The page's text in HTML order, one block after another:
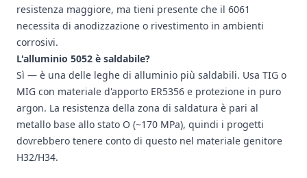
resistenza maggiore, ma tieni presente che il 6061
necessita di anodizzazione o rivestimento in ambienti
corrosivi.
L'alluminio 5052 è saldabile?
Sì — è una delle leghe di alluminio più saldabili. Usa TIG o
MIG con materiale d'apporto ER5356 e protezione in puro
argon. La resistenza della zona di saldatura è pari al
metallo base allo stato O (~170 MPa), quindi i progetti
dovrebbero tenere conto di questo nel materiale genitore
H32/H34.